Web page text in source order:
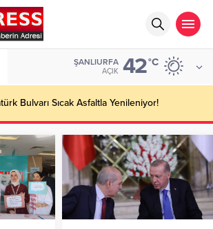
ŞANLIURFA
AÇIK 42°C
Bulvarı Sıcak Asfaltla Yenileniyor!